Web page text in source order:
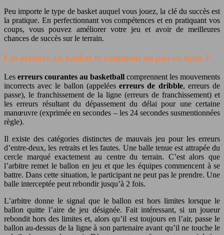
Peu importe le type de basket auquel vous jouez, la clé du succès est
la pratique. En perfectionnant vos compétences et en pratiquant vos
coups, vous pouvez améliorer votre jeu et avoir de meilleures
chances de succès sur le terrain.
Les erreurs au basket et comment ne pas en faire ?
Les erreurs courantes au basketball comprennent les mouvements
incorrects avec le ballon (appeléeserreurs de dribble, erreurs de
passe), le franchissement de la ligne (erreurs de franchissement) et
les erreurs résultant du dépassement du délai pour une certaine
manœuvre (exprimée en secondes – les 24 secondes susmentionnées
règle).
Il existe des catégories distinctes de mauvais jeu pour les erreurs
d’entre-deux, les retraits et les fautes. Une balle tenue est attrapée du
cercle marqué exactement au centre du terrain. C’est alors que
l’arbitre remet le ballon en jeu et que les équipes commencent à se
battre. Dans cette situation, le participant ne peut pas le prendre. Une
balle interceptée peut rebondir jusqu’à 2 fois.
L’arbitre donne le signal que le ballon est hors limites lorsque le
ballon quitte l’aire de jeu désignée. Fait intéressant, si un joueur
rebondit hors des limites et, alors qu’il est toujours en l’air, passe le
ballon au-dessus de la ligne à son partenaire avant qu’il ne touche le